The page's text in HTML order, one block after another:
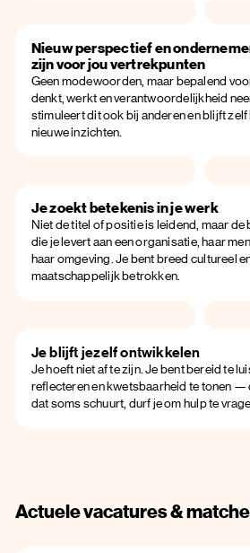
Nieuw perspectief en
zijn voor jou vertrekpunten
Geen modewoorden, maar bepalend
denkt, werkt en verantwoordelijkheid
stimuleert dit ook bij anderen en blijft zelf
nieuwe inzichten.
Je zoekt betekenis in je werk
Niet de titel of positie is leidend, maar de
die je levert aan een organisatie, haar
haar omgeving. Je bent breed cultureel
maatschappelijk betrokken.
Je blijft jezelf ontwikkelen
Je hoeft niet af te zijn. Je bent bereid te
reflecteren en kwetsbaarheid te tonen —
dat soms schuurt, durf je om hulp te
Actuele vacatures &